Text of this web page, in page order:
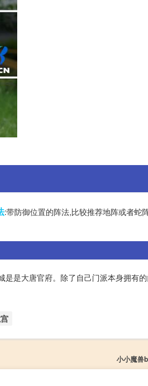
:带防御位置的阵法,比较推荐地阵或者蛇
是大唐官府。除了自己门派本身拥有
小小魔兽